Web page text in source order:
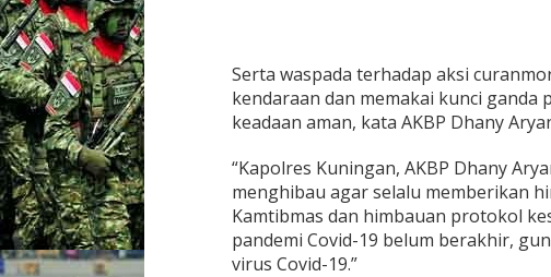
h
Serta waspada terhadap aksi
kendaraan dan memakai kunci ganda
keadaan aman, kata AKBP Dhany
“Kapolres Kuningan, AKBP Dhany
menghibau agar selalu memberikan
Kamtibmas dan himbauan protokol
pandemi Covid-19 belum berakhir,
virus Covid-19.”